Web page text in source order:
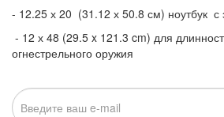
- 12.25 х 20 (31.12 х 50.8 см) ноутбук с
- 12 х 48 (29.5 x 121.3 cm) для
огнестрельного оружия